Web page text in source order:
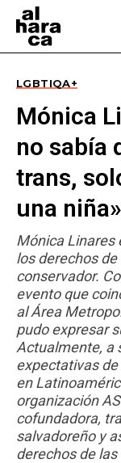
LGBTIQA+
Mónica
no sabía
trans,
una niña»
Mónica Linares
los derechos de
conservador.
evento que
al Área
pudo expresar
Actualmente, a
expectativas
en
organización
cofundadora,
salvadoreño y
derechos de